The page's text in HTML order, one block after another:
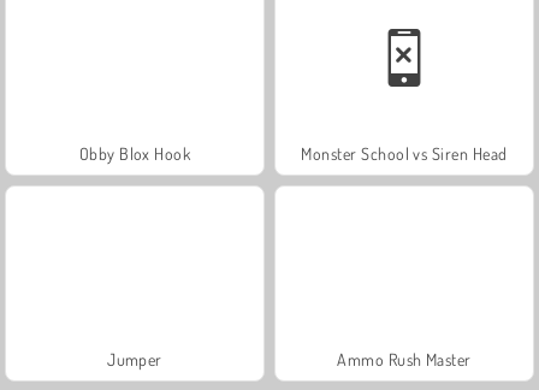
Obby Blox Hook Monster School vs Siren Head
Jumper Ammo Rush Master